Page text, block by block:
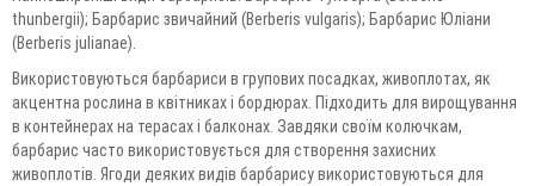
thunbergii); Барбарис звичайний (Berberis vulgaris); Барбарис Юліани
(Berberis julianae).
Використовуються барбариси в групових посадках, живоплотах, як
акцентна рослина в квітниках і бордюрах. Підходить для вирощування
в контейнерах на терасах і балконах. Завдяки своїм колючкам,
барбарис часто використовується для створення захисних
живоплотів. Ягоди деяких видів барбарису використовуються для